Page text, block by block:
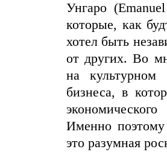
Унгаро
которые, как
хотел быть
от других. Во
на культурном
бизнеса, в
Именно
это разумная